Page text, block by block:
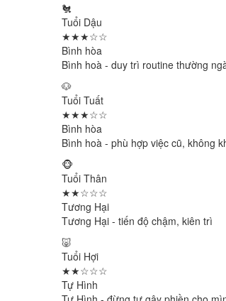
🐔
Tuổi Dậu
★★★☆☆
Bình hòa
Bình hoà - duy trì routine thường
🐶
Tuổi Tuất
★★★☆☆
Bình hòa
Bình hoà - phù hợp việc cũ, không
🐵
Tuổi Thân
★★☆☆☆
Tương Hại
Tương Hại - tiến độ chậm, kiên trì
🐷
Tuổi Hợi
★★☆☆☆
Tự Hình